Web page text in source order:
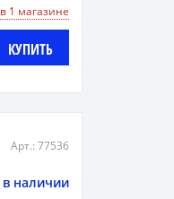
в 1 магазине
КУПИТЬ
Арт.: 77536
в наличии